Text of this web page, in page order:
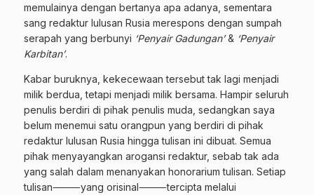
memulainya dengan bertanya apa adanya, sementara
sang redaktur lulusan Rusia merespons dengan sumpah
serapah yang berbunyi ‘Penyair Gadungan’& ‘Penyair
Karbitan’.
Kabar buruknya, kekecewaan tersebut tak lagi menjadi
milik berdua, tetapi menjadi milik bersama. Hampir seluruh
penulis berdiri di pihak penulis muda, sedangkan saya
belum menemui satu orangpun yang berdiri di pihak
redaktur lulusan Rusia hingga tulisan ini dibuat. Semua
pihak menyayangkan arogansi redaktur, sebab tak ada
yang salah dalam menanyakan honorarium tulisan. Setiap
tulisan⸻yang orisinal⸻tercipta melalui